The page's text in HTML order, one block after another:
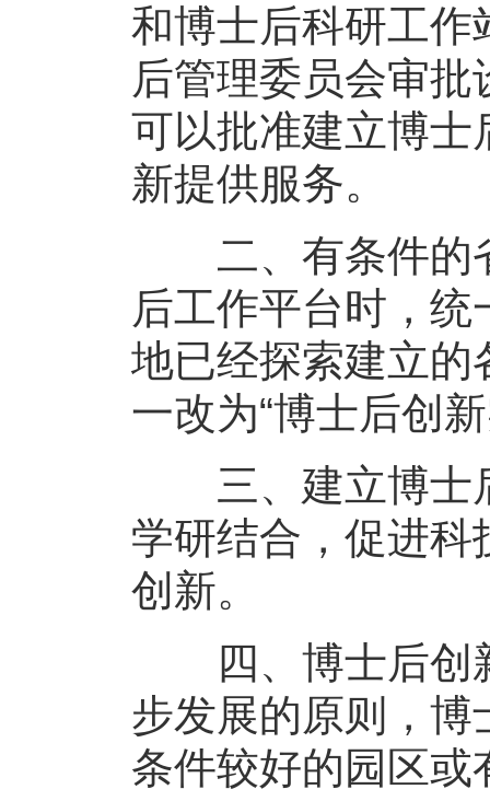
和博士后科研工作
后管理委员会审
可以批准建立博士
新提供服务。
二、有条件的省
后工作平台时，统
地已经探索建立的
一改为“博士后创
三、建立博士后
学研结合，促进
创新。
四、博士后创新
步发展的原则，
条件较好的园区